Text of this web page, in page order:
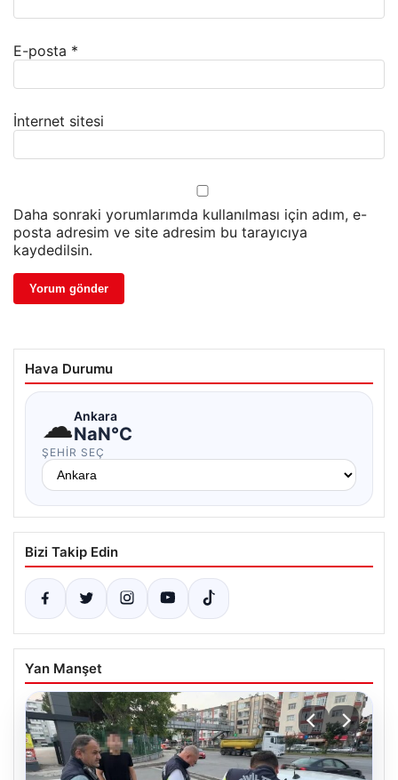
E-posta *
İnternet sitesi
Daha sonraki yorumlarımda kullanılması için adım, e-
posta adresim ve site adresim bu tarayıcıya
kaydedilsin.
Hava Durumu
☁Ankara
NaN°C
ŞEHIR SEÇ
Bizi Takip Edin
Yan Manşet